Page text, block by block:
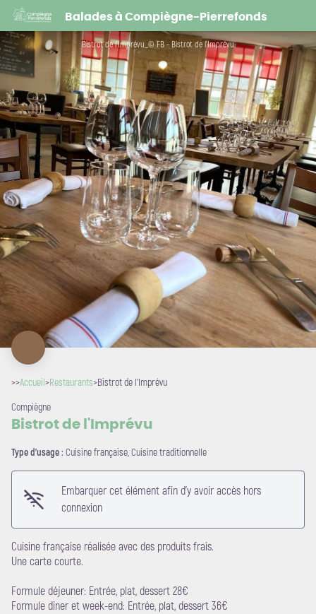
Balades à Compiègne-Pierrefonds
Bistrot de l'Imprévu_© FB - Bistrot de l'Imprévu
>>Accueil>Restaurants>Bistrot de l'Imprévu
Compiègne
Bistrot de l'Imprévu
Type d'usage : Cuisine française, Cuisine traditionnelle
Embarquer cet élément afin d'y avoir accès hors
connexion
Cuisine française réalisée avec des produits frais.
Une carte courte.
Formule déjeuner: Entrée, plat, dessert 28€
Formule diner et week-end: Entrée, plat, dessert 36€